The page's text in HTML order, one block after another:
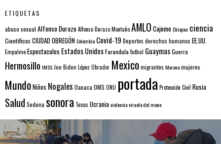
ETIQUETAS
abuso sexual Alfonso DurazoAlfonso Durazo MontañoAMLO CajemeChiapas ciencia
Científicos CIUDAD OBREGÓNColombia Covid-19 Deportes derechos humanos EE.UU.
EmpalmeEspectaculos Estados UnidosFarandula futbol GuaymasGuerra
Hermosillo IMSS Joe Biden López Obrador Mexicomigrantes Morenamujeres
MundoNiños Nogales Oaxaca OMS ONU portada Protección Civil Rusia
Salud Sedena sonora Texas Ucraniaviolenciaviruela del mono